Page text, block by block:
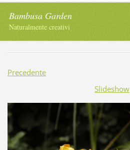
Bambusa Garden
Naturalmente creativi
Precedente
Slideshow